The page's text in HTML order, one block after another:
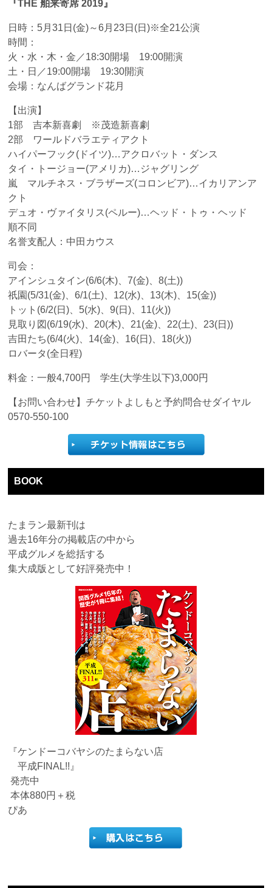
『THE 舶来寄席 2019』
日時：5月31日(金)～6月23日(日)※全21公演
時間：
火・水・木・金／18:30開場 19:00開演
土・日／19:00開場 19:30開演
会場：なんばグランド花月
【出演】
1部 吉本新喜劇 ※茂造新喜劇
2部 ワールドバラエティアクト
ハイパーフック(ドイツ)…アクロバット・ダンス
タイ・トージョー(アメリカ)…ジャグリング
嵐 マルチネス・ブラザーズ(コロンビア)…イカリアンア
クト
デュオ・ヴァイタリス(ペルー)…ヘッド・トゥ・ヘッド
順不同
名誉支配人：中田カウス
司会：
アインシュタイン(6/6(木)、7(金)、8(土))
祇園(5/31(金)、6/1(土)、12(水)、13(木)、15(金))
トット(6/2(日)、5(水)、9(日)、11(火))
見取り図(6/19(水)、20(木)、21(金)、22(土)、23(日))
吉田たち(6/4(火)、14(金)、16(日)、18(火))
ロバータ(全日程)
料金：一般4,700円 学生(大学生以下)3,000円
【お問い合わせ】チケットよしもと予約問合せダイヤル
0570-550-100
BOOK
たまラン最新刊は
過去16年分の掲載店の中から
平成グルメを総括する
集大成版として好評発売中！
『ケンドーコバヤシのたまらない店
平成FINAL!!』
発売中
本体880円＋税
ぴあ